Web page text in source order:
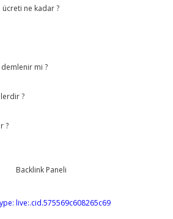
ne kadar ?
mi ?
?
?
live:.cid.575569c608265c69